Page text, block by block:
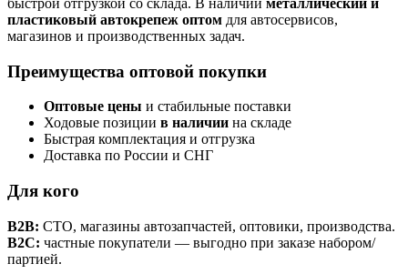
пластиковый автокрепеж оптом для автосервисов,
магазинов и производственных задач.
Преимущества оптовой покупки
Оптовые цены и стабильные поставки
Ходовые позиции в наличии на складе
Быстрая комплектация и отгрузка
Доставка по России и СНГ
Для кого
B2B: СТО, магазины автозапчастей, оптовики, производства.
B2C: частные покупатели — выгодно при заказе набором/
партией.